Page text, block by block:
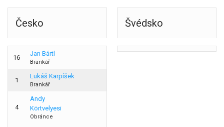
Česko
16
Jan Bártl
Brankář
1
Lukáš Karpíšek
Brankář
4
Andy
Körtvelyesi
Obránce
Švédsko